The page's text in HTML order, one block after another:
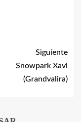
Siguiente
Snowpark Xavi
(Grandvalira)